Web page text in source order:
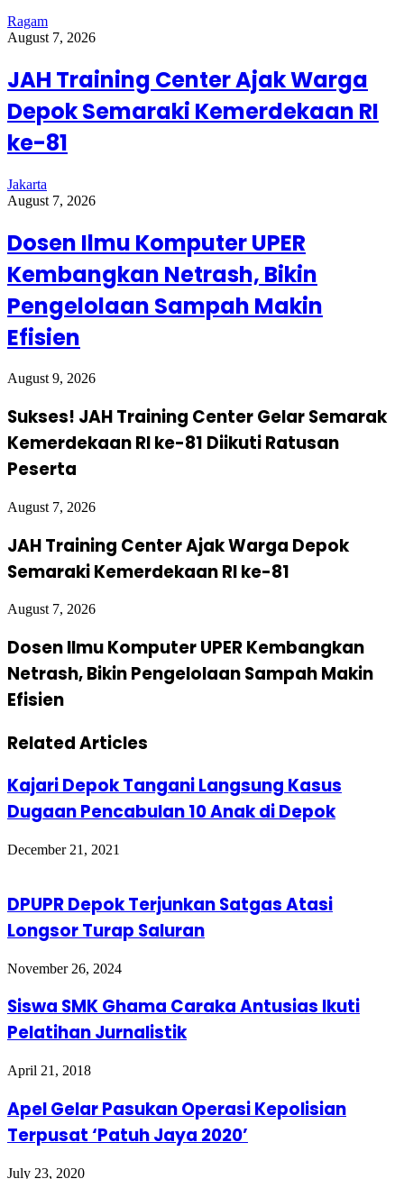
Ragam
August 7, 2026
JAH Training Center Ajak Warga
Depok Semaraki Kemerdekaan RI
ke-81
Jakarta
August 7, 2026
Dosen Ilmu Komputer UPER
Kembangkan Netrash, Bikin
Pengelolaan Sampah Makin
Efisien
August 9, 2026
Sukses! JAH Training Center Gelar Semarak
Kemerdekaan RI ke-81 Diikuti Ratusan
Peserta
August 7, 2026
JAH Training Center Ajak Warga Depok
Semaraki Kemerdekaan RI ke-81
August 7, 2026
Dosen Ilmu Komputer UPER Kembangkan
Netrash, Bikin Pengelolaan Sampah Makin
Efisien
Related Articles
Kajari Depok Tangani Langsung Kasus
Dugaan Pencabulan 10 Anak di Depok
December 21, 2021
DPUPR Depok Terjunkan Satgas Atasi
Longsor Turap Saluran
November 26, 2024
Siswa SMK Ghama Caraka Antusias Ikuti
Pelatihan Jurnalistik
April 21, 2018
Apel Gelar Pasukan Operasi Kepolisian
Terpusat ‘Patuh Jaya 2020’
July 23, 2020